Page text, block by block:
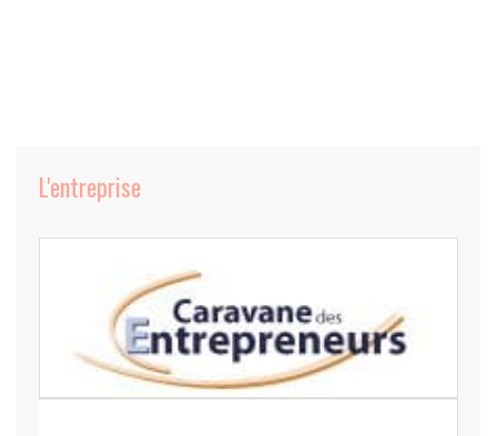
L'entreprise